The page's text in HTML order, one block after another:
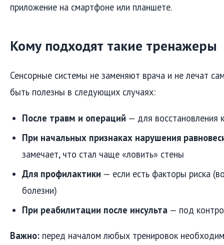
приложение на смартфоне или планшете.
Кому подходят такие тренажеры
Сенсорные системы не заменяют врача и не лечат
быть полезны в следующих случаях:
После травм и операций — для восстановления
При начальных признаках нарушения
замечает, что стал чаще «ловить» стены
Для профилактики — если есть факторы риска
болезни)
При реабилитации после инсульта — под
Важно: перед началом любых тренировок